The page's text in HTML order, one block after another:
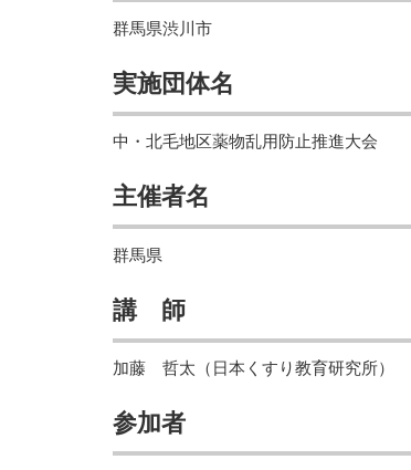
群馬県渋川市
実施団体名
中・北毛地区薬物乱用防止推進大会
主催者名
群馬県
講 師
加藤 哲太（日本くすり教育研究所）
参加者